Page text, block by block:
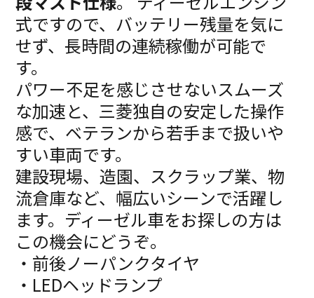
式ですので、バッテリー残量を気に
せず、長時間の連続稼働が可能で
す。
パワー不足を感じさせないスムーズ
な加速と、三菱独自の安定した操作
感で、ベテランから若手まで扱いや
すい車両です。
建設現場、造園、スクラップ業、物
流倉庫など、幅広いシーンで活躍し
ます。ディーゼル車をお探しの方は
この機会にどうぞ。
・前後ノーパンクタイヤ
・LEDヘッドランプ